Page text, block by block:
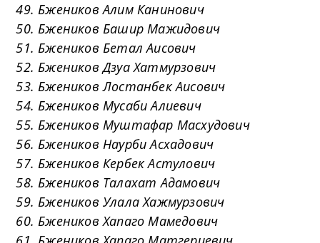
49. Бжеников Алим Канинович
50. Бжеников Башир Мажидович
51. Бжеников Бетал Аисович
52. Бжеников Дзуа Хатмурзович
53. Бжеников Лостанбек Аисович
54. Бжеников Мусаби Алиевич
55. Бжеников Муштафар Масхудович
56. Бжеников Наурби Асхадович
57. Бжеников Кербек Астулович
58. Бжеников Талахат Адамович
59. Бжеников Улала Хажмурзович
60. Бжеников Хапаго Мамедович